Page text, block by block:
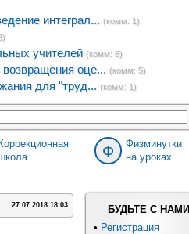
интеграл... (комм: 1)
учителей (комм: 6)
оце... (комм: 5)
для "труд... (комм: 1)
Коррекционная
Ф
Физминутки
на уроках
27.07.2018 18:03
БУДЬТЕ С НАМИ
• Регистрация